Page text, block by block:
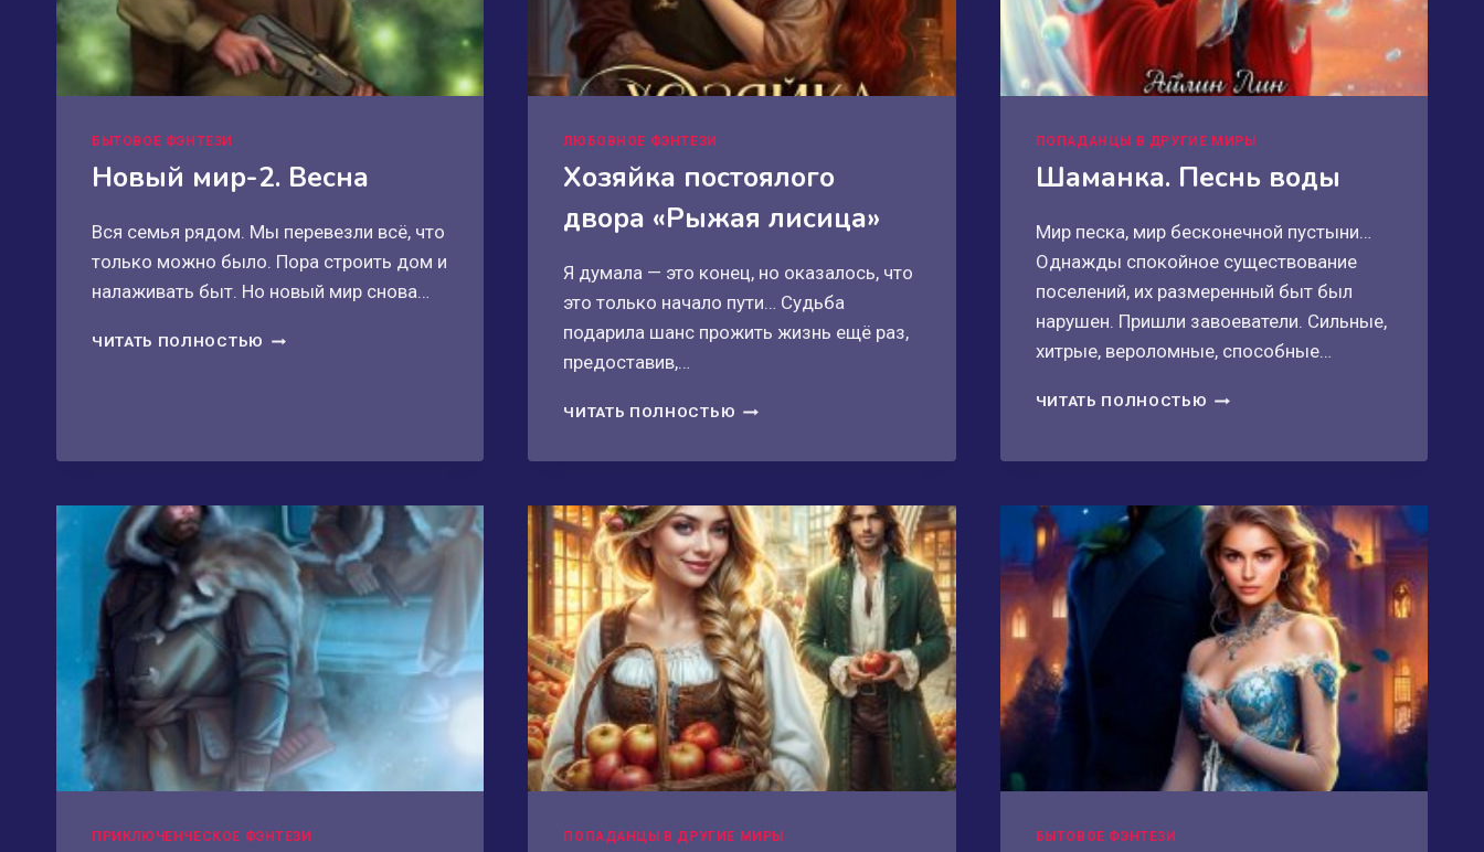
БЫТОВОЕ ФЭНТЕЗИ
Новый мир-2. Весна
Вся семья рядом. Мы перевезли всё, что
только можно было. Пора строить дом и
налаживать быт. Но новый мир снова…
ЧИТАТЬ ПОЛНОСТЬЮ НОВЫЙ
ЛЮБОВНОЕ ФЭНТЕЗИ
Хозяйка постоялого
двора «Рыжая лисица»
Я думала — это конец, но оказалось, что
это только начало пути… Судьба
подарила шанс прожить жизнь ещё раз,
предоставив,…
ЧИТАТЬ ПОЛНОСТЬЮ ХОЗЯЙКА
ПОПАДАНЦЫ В ДРУГИЕ МИРЫ
Шаманка. Песнь воды
Мир песка, мир бесконечной пустыни…
Однажды спокойное существование
поселений, их размеренный быт был
нарушен. Пришли завоеватели. Сильные,
хитрые, вероломные, способные…
ЧИТАТЬ ПОЛНОСТЬЮ ШАМАНКА.
ПРИКЛЮЧЕНЧЕСКОЕ ФЭНТЕЗИ ПОПАДАНЦЫ В ДРУГИЕ МИРЫ БЫТОВОЕ ФЭНТЕЗИ